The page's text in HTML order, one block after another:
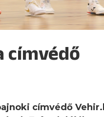
címvédő
címvédő